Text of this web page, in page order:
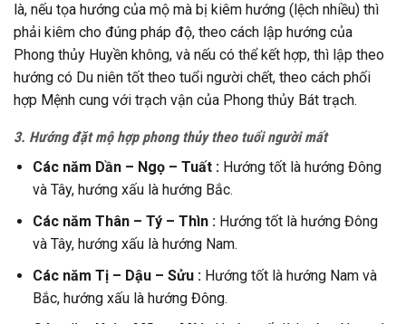
là, nếu tọa hướng của mộ mà bị kiêm hướng (lệch nhiều) thì
phải kiêm cho đúng pháp độ, theo cách lập hướng của
Phong thủy Huyền không, và nếu có thể kết hợp, thì lập theo
hướng có Du niên tốt theo tuổi người chết, theo cách phối
hợp Mệnh cung với trạch vận của Phong thủy Bát trạch.
3. Hướng đặt mộ hợp phong thủy theo tuổi người mất
Các năm Dần – Ngọ – Tuất :Hướng tốt là hướng Đông
và Tây, hướng xấu là hướng Bắc.
Các năm Thân – Tý – Thìn :Hướng tốt là hướng Đông
và Tây, hướng xấu là hướng Nam.
Các năm Tị – Dậu – Sửu :Hướng tốt là hướng Nam và
Bắc, hướng xấu là hướng Đông.